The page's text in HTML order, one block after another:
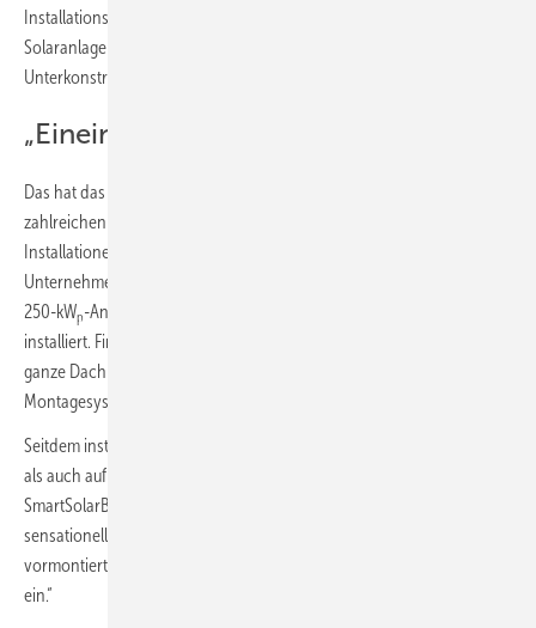
Installationsfirmen können mit unserem System bis zu dreimal so viele
Solaranlagen installieren als es mit herkömmlichen
Unterkonstruktionen möglich wäre.“
„Eineinhalb Tage statt zwei Wochen“
Das hat das Unternehmen in den vergangenen Jahren bereits in
zahlreichen Referenzprojekten bewiesen. Dazu zählen auch die
Installationen von Nyffenegger Solar aus der Schweiz, das
Unternehmen verbaut seit 2018 die SmartSolarBox. Für seine erste
250-kWp-Anlage hat das Unternehmen 203 der faltbaren Systeme
installiert. Firmenchef Beat Nyffenegger erinnert sich: „Wir haben das
ganze Dach in eineinhalb Tagen belegt. Mit einem herkömmlichen
Montagesystem hätten wir dafür zwei Wochen gebraucht.“
Seitdem installiert Nyffenegger mit seinem Team sowohl auf privaten
als auch auf gewerblichen Dächern fast ausschließlich die
SmartSolarBox. „Die Geschwindigkeit ist auch bei Einfamilienhäusern
sensationell. Alles ist bereits konfektioniert, nummeriert und
vormontiert. Dadurch sparen wir erhebliche personelle Ressourcen
ein.“